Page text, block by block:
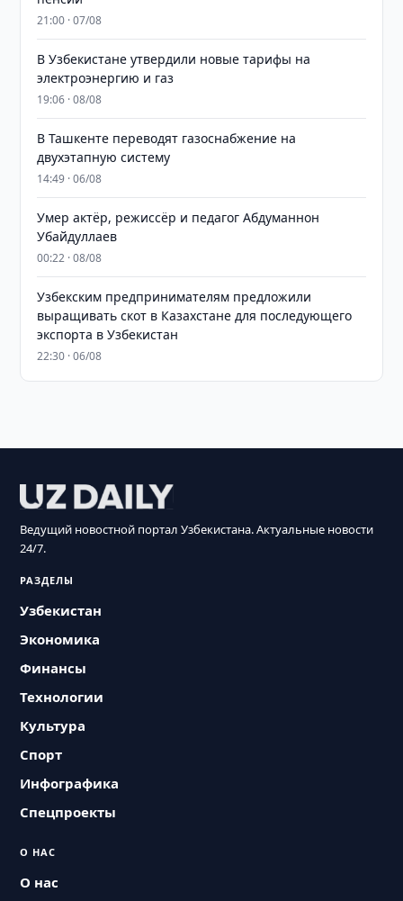
21:00 · 07/08
В Узбекистане утвердили новые тарифы на
электроэнергию и газ
19:06 · 08/08
В Ташкенте переводят газоснабжение на
двухэтапную систему
14:49 · 06/08
Умер актёр, режиссёр и педагог Абдуманнон
Убайдуллаев
00:22 · 08/08
Узбекским предпринимателям предложили
выращивать скот в Казахстане для последующего
экспорта в Узбекистан
22:30 · 06/08
Ведущий новостной портал Узбекистана. Актуальные новости
24/7.
РАЗДЕЛЫ
Узбекистан
Экономика
Финансы
Технологии
Культура
Спорт
Инфографика
Спецпроекты
О НАС
О нас